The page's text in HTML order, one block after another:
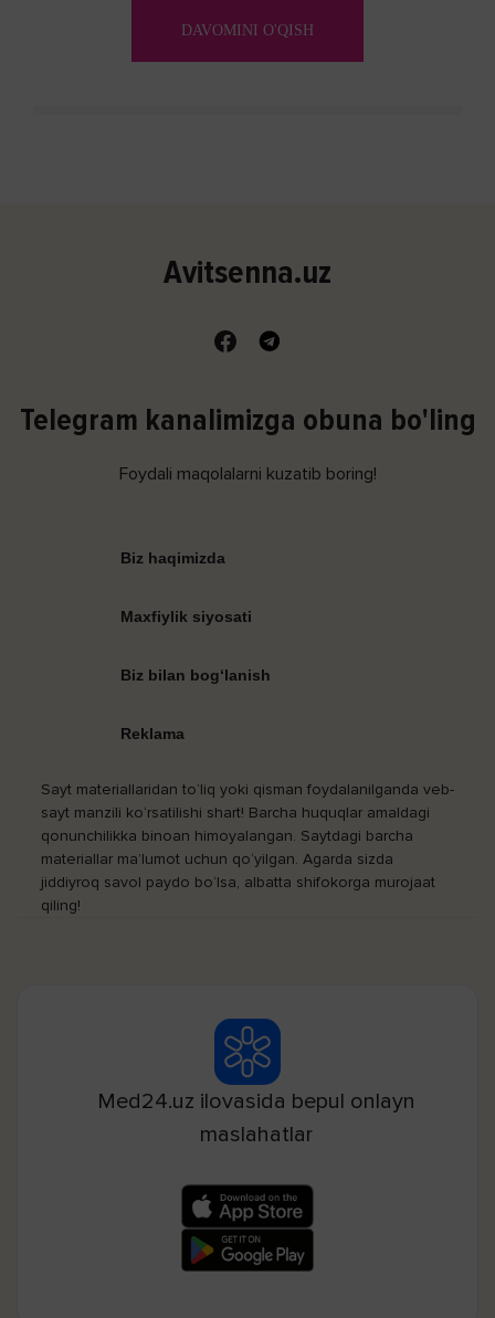
DAVOMINI O'QISH
Avitsenna.uz
Telegram kanalimizga obuna bo'ling
Foydali maqolalarni kuzatib boring!
Biz haqimizda
Maxfiylik siyosati
Biz bilan bog‘lanish
Reklama
Sayt materiallaridan to‘liq yoki qisman foydalanilganda veb-
sayt manzili ko‘rsatilishi shart! Barcha huquqlar amaldagi
qonunchilikka binoan himoyalangan. Saytdagi barcha
materiallar ma’lumot uchun qo‘yilgan. Agarda sizda
jiddiyroq savol paydo bo‘lsa, albatta shifokorga murojaat
qiling!
Med24.uz ilovasida bepul onlayn
maslahatlar